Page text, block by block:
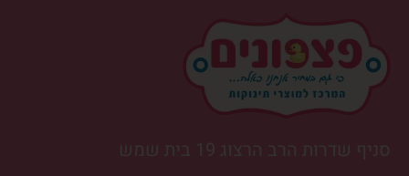
סניף שדרות הרב הרצוג 19 בית שמש